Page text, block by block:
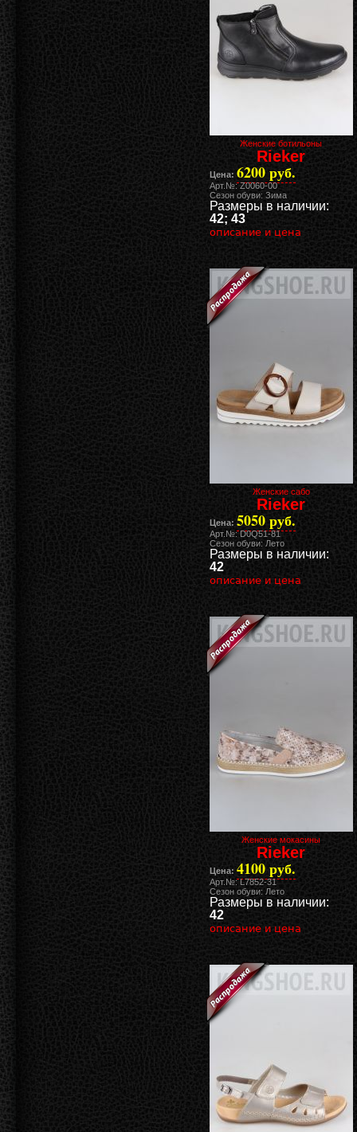
Женские ботильоны
Rieker
Цена: 6200 руб.
Арт.№: Z0060-00
Сезон обуви: Зима
Размеры в наличии:
42; 43
описание и цена
Женские сабо
Rieker
Цена: 5050 руб.
Арт.№: D0Q51-81
Сезон обуви: Лето
Размеры в наличии:
42
описание и цена
Женские мокасины
Rieker
Цена: 4100 руб.
Арт.№: L7852-31
Сезон обуви: Лето
Размеры в наличии:
42
описание и цена